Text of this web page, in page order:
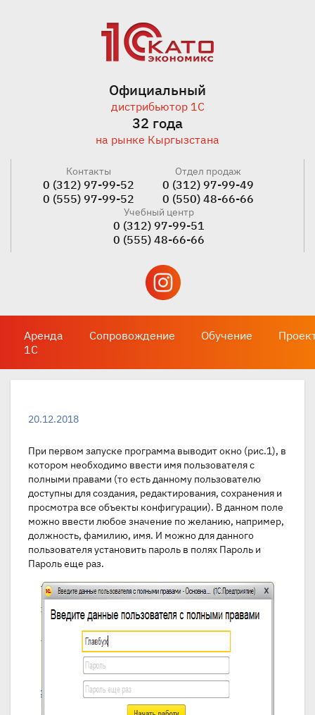
Официальный
дистрибьютор 1С
32 года
на рынке Кыргызстана
Контакты
0 (312) 97-99-52
0 (555) 97-99-52
Отдел продаж
0 (312) 97-99-49
0 (550) 48-66-66
Учебный центр
0 (312) 97-99-51
0 (555) 48-66-66
Аренда
1С
Сопровождение Обучение
20.12.2018
При первом запуске программа выводит окно (рис.1), в
котором необходимо ввести имя пользователя с
полными правами (то есть данному пользователю
доступны для создания, редактирования, сохранения и
просмотра все объекты конфигурации). В данном поле
можно ввести любое значение по желанию, например,
должность, фамилию, имя. И можно для данного
пользователя установить пароль в полях Пароль и
Пароль еще раз.